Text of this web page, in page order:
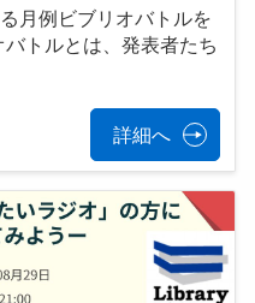
月例ビブリオバトルを
トルとは、発表者たち
詳細へ